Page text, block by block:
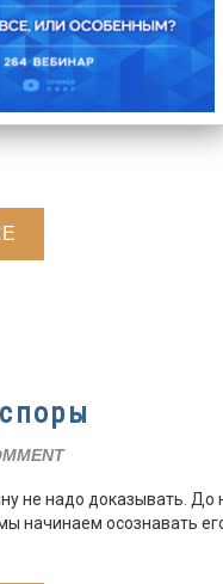
не надо доказывать. До
начинаем осознавать